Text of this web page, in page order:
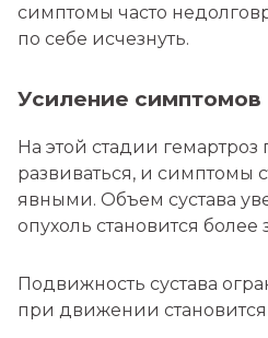
симптомы часто
по себе исчезнуть.
Усиление симптомов
На этой стадии
развиваться, и симптомы
явными. Объем сустава
опухоль становится более
Подвижность сустава
при движении